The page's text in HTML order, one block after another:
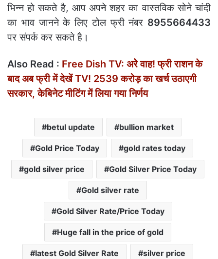
भिन्‍न हो सकते है, आप अपने शहर का वास्‍तविक सोने चांदी
का भाव जानने के लिए टोल फ्री नंबर 8955664433
पर संपर्क कर सकते है।
Also Read : Free Dish TV: अरेे वाह! फ्री राशन के
बाद अब फ्री में देखें TV! 2539 करोड़ का खर्च उठाएगी
सरकार, केबिनेट मीटिंग में लिया गया निर्णय
betul update bullion market
Gold Price Today gold rates today
gold silver price Gold Silver Price Today
Gold silver rate
Gold Silver Rate/Price Today
Huge fall in the price of gold
latest Gold Silver Rate silver price